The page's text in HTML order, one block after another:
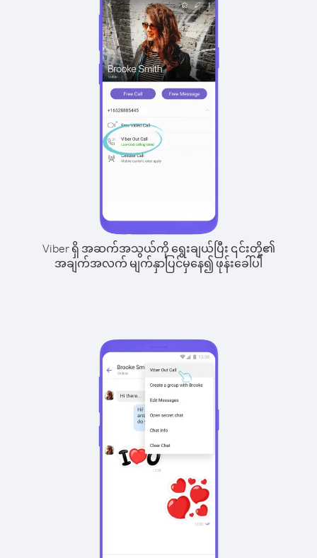
Viber ရှိ အဆက်အသွယ်ကို ရွေးချယ်ပြီး ၎င်းတို့၏
အချက်အလက် မျက်နှာပြင်မှနေ၍ ဖုန်းခေါ်ပါ